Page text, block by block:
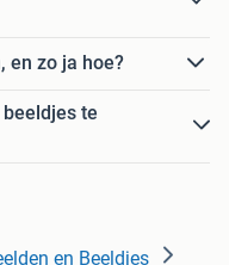
en zo ja hoe?
te
en Beeldjes